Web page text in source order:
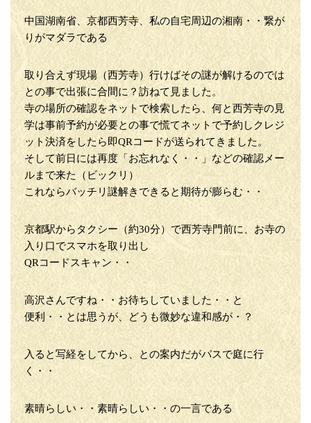
中国湖南省、京都西芳寺、私の自宅周辺の湘南・・繋が
りがマダラである
取り合えず現場（西芳寺）行けばその謎が解けるのでは
との事で出張に合間に？訪ねて見ました。
寺の場所の確認をネットで検索したら、何と西芳寺の見
学は事前予約が必要との事で慌てネットで予約しクレジ
ット決済をしたら即QRコードが送られてきました。
そして前日には再度「お忘れなく・・」などの確認メー
ルまで来た（ビックリ）
これならバッチリ謎解きできると期待が膨らむ・・
京都駅からタクシー（約30分）で西芳寺門前に、お寺の
入り口でスマホを取り出し
QRコードスキャン・・
高沢さんですね・・お待ちしていました・・と
便利・・とは思うが、どうも微妙な違和感が・？
入ると写経をしてから、との案内だがパスで庭に行
く・・
素晴らしい・・素晴らしい・・の一言である